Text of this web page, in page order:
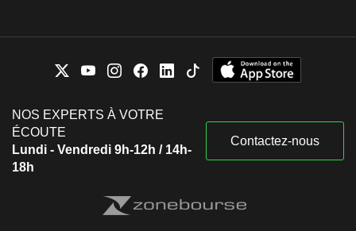
NOS EXPERTS À VOTRE
ÉCOUTE
Lundi - Vendredi 9h-12h / 14h-
18h
Contactez-nous